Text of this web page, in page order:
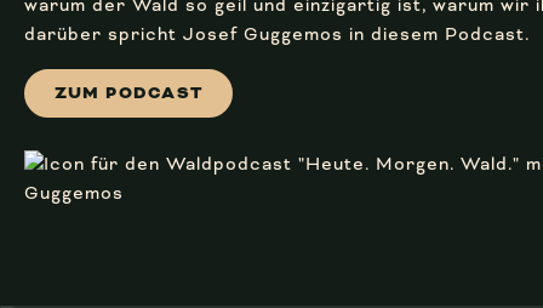
warum der Wald so geil und einzigartig ist, warum wir
darüber spricht Josef Guggemos in diesem Podcast.
ZUM PODCAST